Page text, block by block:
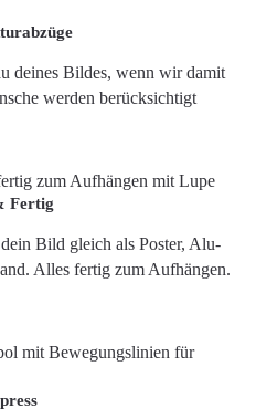
deines Bildes, wenn wir damit
werden berücksichtigt
Fertig
Bild gleich als Poster, Alu-
Alles fertig zum Aufhängen.